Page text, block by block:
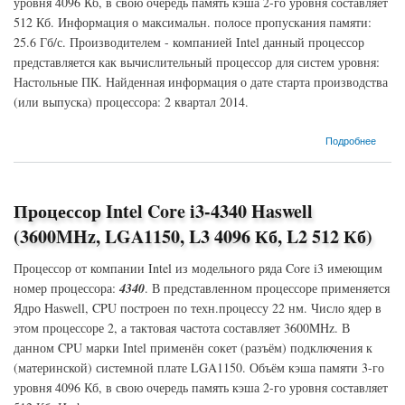
512 Кб. Информация о максимальн. полосе пропускания памяти:
25.6 Гб/с. Производителем - компанией Intel данный процессор
представляется как вычислительный процессор для систем уровня:
Настольные ПК. Найденная информация о дате старта производства
(или выпуска) процессора: 2 квартал 2014.
Подробнее
о Процессор Intel Core i3-4350 Haswell (3600MHz, LGA1150, L3 4096 Кб, L2 512 Кб)
Процессор Intel Core i3-4340 Haswell
(3600MHz, LGA1150, L3 4096 Кб, L2 512 Кб)
Процессор от компании Intel из модельного ряда Core i3 имеющим
номер процессора: 4340. В представленном процессоре применяется
Ядро Haswell, CPU построен по техн.процессу 22 нм. Число ядер в
этом процессоре 2, а тактовая частота составляет 3600MHz. В
данном CPU марки Intel применён сокет (разъём) подключения к
(материнской) системной плате LGA1150. Объём кэша памяти 3-го
уровня 4096 Кб, в свою очередь память кэша 2-го уровня составляет